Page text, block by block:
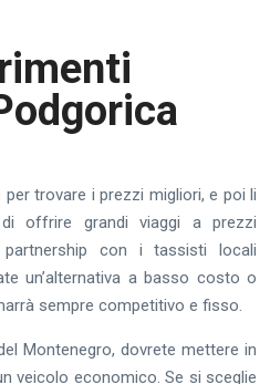
trovare i prezzi migliori, e poi li
offrire grandi viaggi a prezzi
con i tassisti locali
un’alternativa a basso costo o
sempre competitivo e fisso.
Montenegro, dovrete mettere in
veicolo economico. Se si sceglie